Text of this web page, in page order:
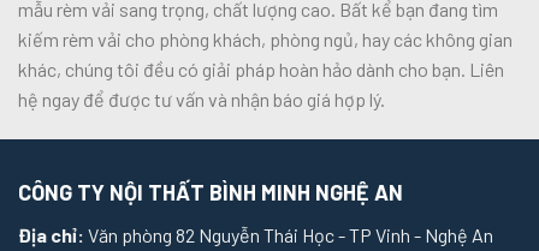
mẫu rèm vải sang trọng, chất lượng cao. Bất kể bạn đang tìm
kiếm rèm vải cho phòng khách, phòng ngủ, hay các không gian
khác, chúng tôi đều có giải pháp hoàn hảo dành cho bạn. Liên
hệ ngay để được tư vấn và nhận báo giá hợp lý.
CÔNG TY NỘI THẤT BÌNH MINH NGHỆ AN
Địa chỉ: Văn phòng 82 Nguyễn Thái Học - TP Vinh - Nghệ An